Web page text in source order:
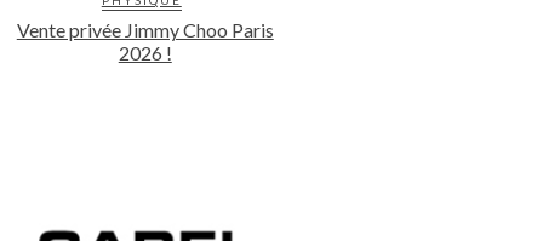
Vente privée Jimmy Choo Paris
2026 !